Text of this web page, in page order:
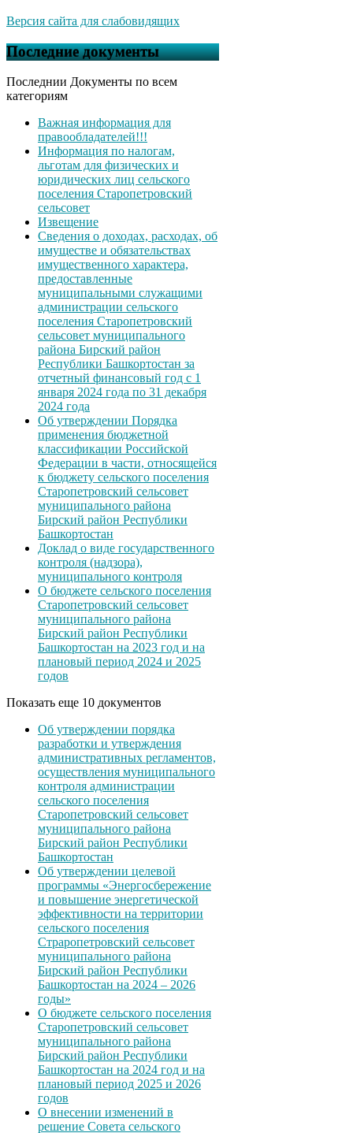
Версия сайта для слабовидящих
Последние документы
Последнии Документы по всем
категориям
Важная информация для
правообладателей!!!
Информация по налогам,
льготам для физических и
юридических лиц сельского
поселения Старопетровский
сельсовет
Извещение
Сведения о доходах, расходах, об
имуществе и обязательствах
имущественного характера,
предоставленные
муниципальными служащими
администрации сельского
поселения Старопетровский
сельсовет муниципального
района Бирский район
Республики Башкортостан за
отчетный финансовый год с 1
января 2024 года по 31 декабря
2024 года
Об утверждении Порядка
применения бюджетной
классификации Российской
Федерации в части, относящейся
к бюджету сельского поселения
Старопетровский сельсовет
муниципального района
Бирский район Республики
Башкортостан
Доклад о виде государственного
контроля (надзора),
муниципального контроля
О бюджете сельского поселения
Старопетровский сельсовет
муниципального района
Бирский район Республики
Башкортостан на 2023 год и на
плановый период 2024 и 2025
годов
Показать еще 10 документов
Об утверждении порядка
разработки и утверждения
административных регламентов,
осуществления муниципального
контроля администрации
сельского поселения
Старопетровский сельсовет
муниципального района
Бирский район Республики
Башкортостан
Об утверждении целевой
программы «Энергосбережение
и повышение энергетической
эффективности на территории
сельского поселения
Страропетровский сельсовет
муниципального района
Бирский район Республики
Башкортостан на 2024 – 2026
годы»
О бюджете сельского поселения
Старопетровский сельсовет
муниципального района
Бирский район Республики
Башкортостан на 2024 год и на
плановый период 2025 и 2026
годов
О внесении изменений в
решение Совета сельского